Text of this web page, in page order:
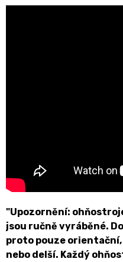
"Upozornění:
jsou ručně vyráběné.
proto pouze
nebo delší. Každý